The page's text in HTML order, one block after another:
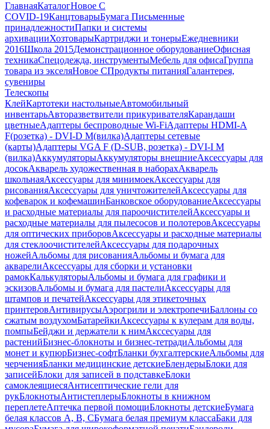
ГлавнаяКаталогНовое С
COVID-19КанцтоварыБумага Письменные
принадлежностиПапки и системы
архивацииХозтоварыКартриджи и тонерыЕжедневники
2016Школа 2015Демонстрационное оборудованиеОфисная
техникаСпецодежда, инструментыМебель для офисаГруппа
товара из экселяНовое СПродукты питанияГалантерея,
сувениры
Телескопы
КлейКартотеки настольныеАвтомобильный
инвентарьАвторазветвители прикуривателяКарандаши
цветныеАдаптеры беспроводные Wi-FiАдаптеры HDMI-A
F(розетка) - DVI-D M(вилка)Адаптеры сетевые
(карты)Адаптеры VGA F (D-SUB, розетка) - DVI-I M
(вилка)АккумуляторыАккумуляторы внешниеАксессуары для
досокАкварель художественная в наборахАкварель
школьнаяАксессуары для минимоекАксессуары для
рисованияАксессуары для уничтожителейАксессуары для
кофеварок и кофемашинБанковское оборудованиеАксессуары
и расходные материалы для пароочистителейАксессуары и
расходные материалы для пылесосов и полотеровАксессуары
для оптических приборовАксессуары и расходные материалы
для стеклоочистителейАксессуары для подарочных
ножейАльбомы для рисованияАльбомы и бумага для
акварелиАксессуары для сборки и установки
рамокКалькуляторыАльбомы и бумага для графики и
эскизовАльбомы и бумага для пастелиАксессуары для
штампов и печатейАксессуары для этикеточных
принтеровАнтивирусыАэрогрили и электропечиБаллоны со
сжатым воздухомБатарейкиАксессуары к кулерам для воды,
помпыБейджи и держатели к нимАкссесуары для
растенийБизнес-блокноты и бизнес-тетрадиАльбомы для
монет и купюрБизнес-софтБланки бухгалтерскиеАльбомы для
черченияБланки медицинские детскиеБлендерыБлоки для
записейБлоки для записей в подставкеБлоки
самоклеящиесяАнтисептические гели для
рукБлокнотыАнтистеплерыБлокноты в книжном
переплетеАптечка первой помощиБлокноты детскиеБумага
белая классов А, В, СБумага белая премиум классаБаки для